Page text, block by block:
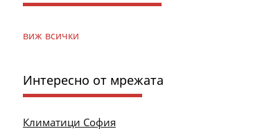
виж всички
Интересно от мрежата
Климатици София